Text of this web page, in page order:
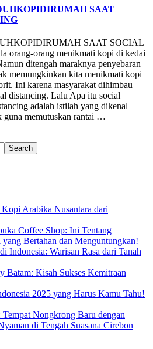
SAAT
SAAT SOCIAL
orang-orang menikmati kopi di kedai
ditengah maraknya penyebaran
memungkinkan kita menikmati kopi
Ini karena masyarakat dihimbau
distancing. Lalu Apa itu social
adalah istilah yang dikenal
guna memutuskan rantai …
Search
Arabika Nusantara dari
Coffee Shop: Ini Tentang
Bertahan dan Menguntungkan!
Indonesia: Warisan Rasa dari Tanah
Batam: Kisah Sukses Kemitraan
2025 yang Harus Kamu Tahu!
Nongkrong Baru dengan
di Tengah Suasana Cirebon